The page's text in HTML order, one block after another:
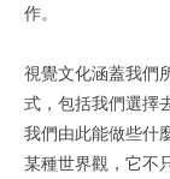
作。
視覺文化涵蓋我們
式，包括我們選擇
我們由此能做些什
某種世界觀，它不